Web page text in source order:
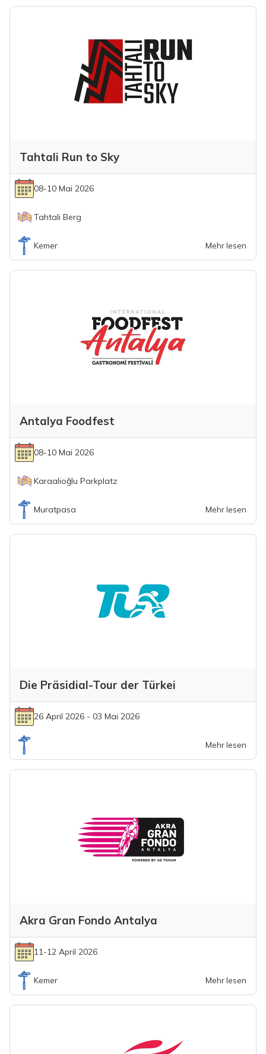
Tahtali Run to Sky
08-10 Mai 2026
Tahtali Berg
Kemer Mehr lesen
Antalya Foodfest
08-10 Mai 2026
Karaalioğlu Parkplatz
Muratpasa Mehr lesen
Die Präsidial-Tour der Türkei
26 April 2026 - 03 Mai 2026
Mehr lesen
Akra Gran Fondo Antalya
11-12 April 2026
Kemer Mehr lesen